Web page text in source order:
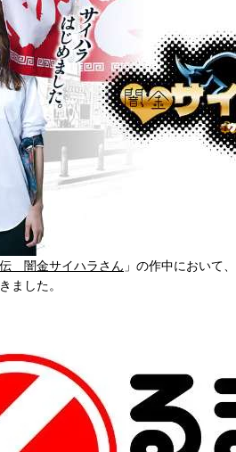
闇金サイハラさん 」の作中において、
ました。